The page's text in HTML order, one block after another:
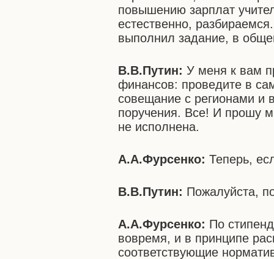
повышению зарплат
естественно,
выполнил задание, в
В.В.Путин: У меня к вам
финансов: проведите в
совещание с регионами и
поручения. Все! И прошу
не исполнена.
А.А.Фурсенко: Теперь,
В.В.Путин: Пожалуйста,
А.А.Фурсенко: По
вовремя, и в принципе
соответствующие